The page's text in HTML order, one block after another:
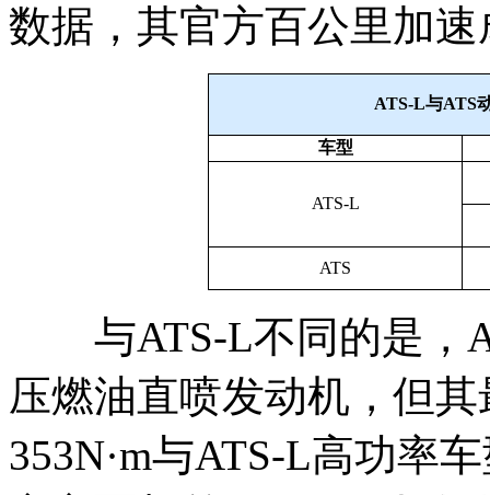
数据，其官方百公里加
ATS-L与ATS
车型
ATS-L
ATS
与ATS-L不同的是，
压燃油直喷发动机，但
353N·m与ATS-L高功率